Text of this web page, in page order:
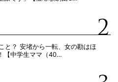
と？ 安堵から一転、女の勘はほ
【中学生ママ（40…